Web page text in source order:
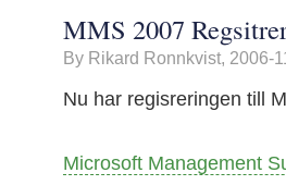
MMS 2007
By Rikard Ronnkvist, 2006-
Nu har regisreringen till
Microsoft Management